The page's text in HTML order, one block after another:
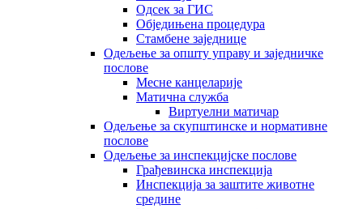
Одсек за ГИС
Обједињена процедура
Стамбене заједнице
Oдељење за општу управу и заједничке
послове
Месне канцеларије
Матична служба
Виртуелни матичар
Одељење за скупштинске и нормативне
послове
Одељење за инспекцијске послове
Грађевинска инспекција
Инспекција за заштите животне
средине